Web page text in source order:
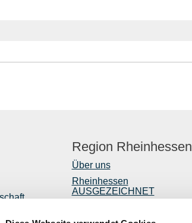
Region Rheinhessen
Über uns
Rheinhessen
AUSGEZEICHNET